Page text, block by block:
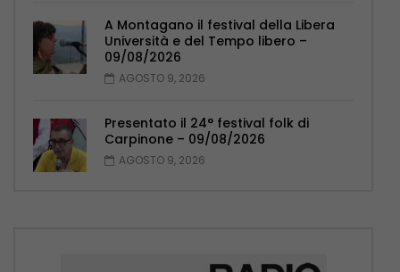
A Montagano il festival della Libera
Università e del Tempo libero –
09/08/2026
AGOSTO 9, 2026
Presentato il 24° festival folk di
Carpinone – 09/08/2026
AGOSTO 9, 2026